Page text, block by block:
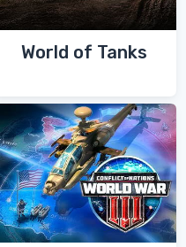
World of Tanks